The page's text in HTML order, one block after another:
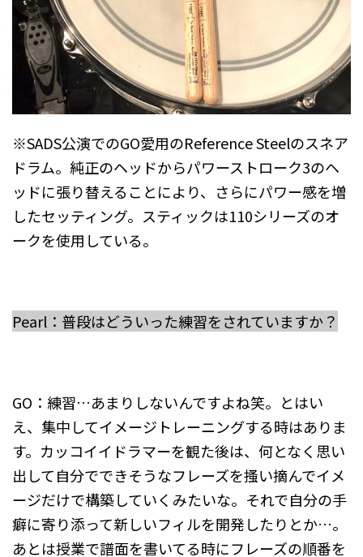
※SADS公演でのGO愛用のReference Steelのスネア
ドラム。純正のヘッドからパワーストローク3のヘ
ッドに張り替えることにより、さらにパワー感を増
したセッティング。スティックは110シリーズのオ
ークを使用している。
Pearl：普段はどういった練習をされていますか？
GO：練習…あまりしないんですよね笑。とはい
え、集中してイメージトレーニングする時はありま
す。カッコイイドラマーを観た後は、何となく思い
出して自分でできそうなフレーズを搔い摘んでイメ
ージだけで構築していくみたいな。それで自分の手
癖に寄り添って新しいフィルを開発したりとか…。
あとは授業で譜面を書いてる時にフレーズの順番を